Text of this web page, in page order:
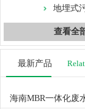
地埋式
查看全
最新产品
海南MBR一体化废